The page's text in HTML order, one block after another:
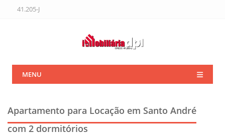
41.205-J
MENU
Apartamento para Locação em Santo André
com 2 dormitórios